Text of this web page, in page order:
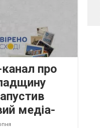
про
медіа-